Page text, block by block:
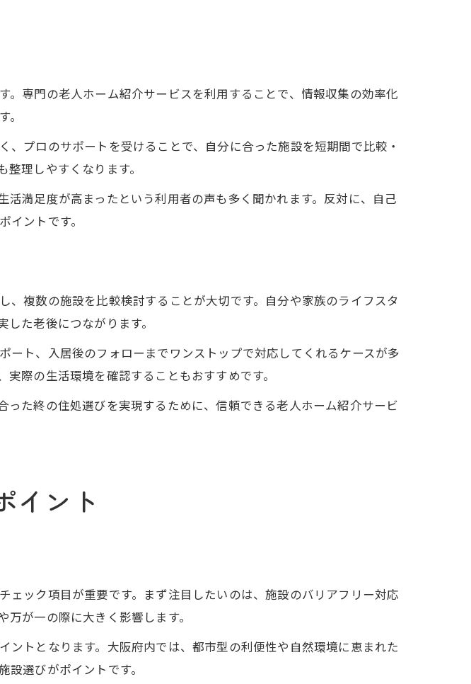
る未来の住まい像
専門の老人ホーム紹介サービスを利用することで、情報収集の効率化
プロのサポートを受けることで、自分に合った施設を短期間で比較・
理しやすくなります。
満足度が高まったという利用者の声も多く聞かれます。反対に、自己
ントです。
複数の施設を比較検討することが大切です。自分や家族のライフスタ
た老後につながります。
ト、入居後のフォローまでワンストップで対応してくれるケースが多
際の生活環境を確認することもおすすめです。
た終の住処選びを実現するために、信頼できる老人ホーム紹介サービ
イント
ック項目が重要です。まず注目したいのは、施設のバリアフリー対応
が一の際に大きく影響します。
トとなります。大阪府内では、都市型の利便性や自然環境に恵まれた
選びがポイントです。